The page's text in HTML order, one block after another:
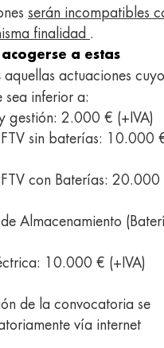
serán incompatibles
finalidad .
a estas
aquellas actuaciones
sea inferior a:
gestión: 2.000 € (+IVA)
sin baterías: 10.000
con Baterías: 20.000
Almacenamiento
10.000 € (+IVA)
de la convocatoria se
vía internet